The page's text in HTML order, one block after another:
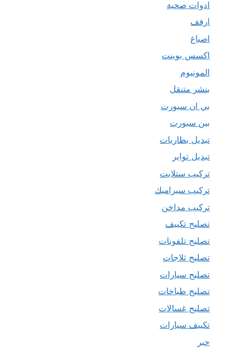
ادوات صحية
ارفف
اصباغ
اكسس بوينت
المونيوم
بنشر متنقل
بي ان سبورت
بين سبورت
تبديل بطاريات
تبديل تواير
تركيب ستلايت
تركيب سيراميك
تركيب مداخن
تصليح تكييف
تصليح تلفونات
تصليح ثلاجات
تصليح سيارات
تصليح طباخات
تصليح غسالات
تكييف سيارات
حبر